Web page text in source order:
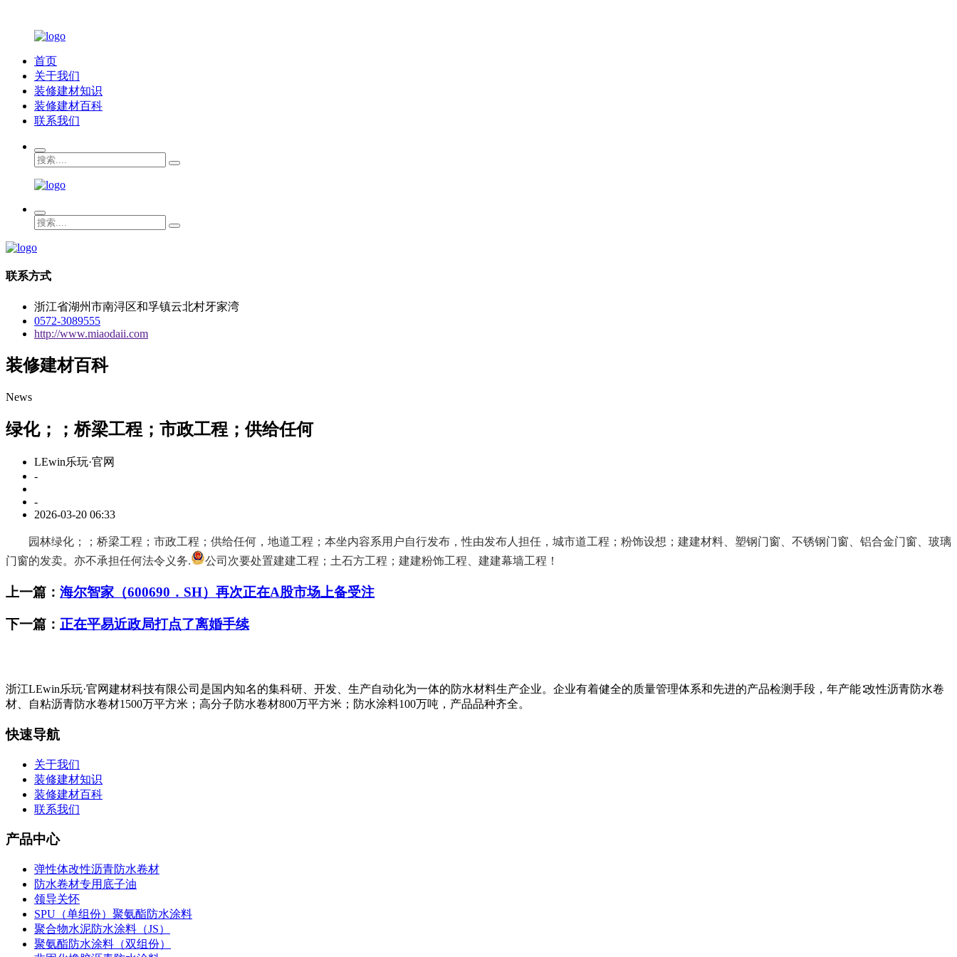
首页
关于我们
装修建材知识
装修建材百科
联系我们
联系方式
浙江省湖州市南浔区和孚镇云北村牙家湾
0572-3089555
http://www.miaodaii.com
装修建材百科
News
绿化；；桥梁工程；市政工程；供给任何
LEwin乐玩·官网
-
-
2026-03-20 06:33
园林绿化；；桥梁工程；市政工程；供给任何，地道工程；本坐内容系用户自行发布，性由发布人担任，城市道工程；粉饰设想；建建材料、塑钢门窗、不锈钢门窗、铝合金门窗、玻璃
门窗的发卖。亦不承担任何法令义务.
公司次要处置建建工程；土石方工程；建建粉饰工程、建建幕墙工程！
上一篇： 海尔智家（600690．SH）再次正在A股市场上备受注
下一篇： 正在平易近政局打点了离婚手续
浙江LEwin乐玩·官网建材科技有限公司是国内知名的集科研、开发、生产自动化为一体的防水材料生产企业。企业有着健全的质量管理体系和先进的产品检测手段，年产能∶改性沥青防水卷
材、自粘沥青防水卷材1500万平方米；高分子防水卷材800万平方米；防水涂料100万吨，产品品种齐全。
快速导航
关于我们
装修建材知识
装修建材百科
联系我们
产品中心
弹性体改性沥青防水卷材
防水卷材专用底子油
领导关怀
SPU（单组份）聚氨酯防水涂料
聚合物水泥防水涂料（JS）
聚氨酯防水涂料（双组份）